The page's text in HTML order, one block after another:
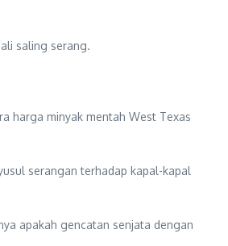
saling serang.
harga minyak mentah West Texas
serangan terhadap kapal-kapal
apakah gencatan senjata dengan